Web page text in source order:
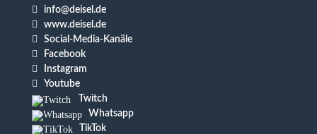
 info@deisel.de
 www.deisel.de
 Social-Media-Kanäle
 Facebook
 Instagram

Youtube
Twitch
Whatsapp
TikTok